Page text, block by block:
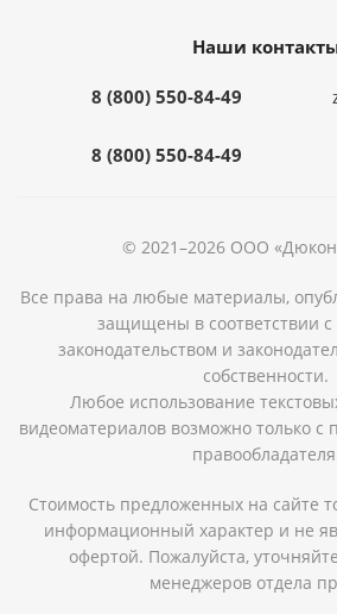
Наши
8 (800) 550-84-49
8 (800) 550-84-49
© 2021–2026 ООО
Все права на любые материалы,
защищены в соответствии с
законодательством и
собственности.
Любое использование
видеоматериалов возможно только с
Стоимость предложенных на сайте
информационный характер и не
офертой. Пожалуйста,
менеджеров отдела